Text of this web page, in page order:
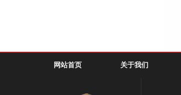
网站首页 关于我们